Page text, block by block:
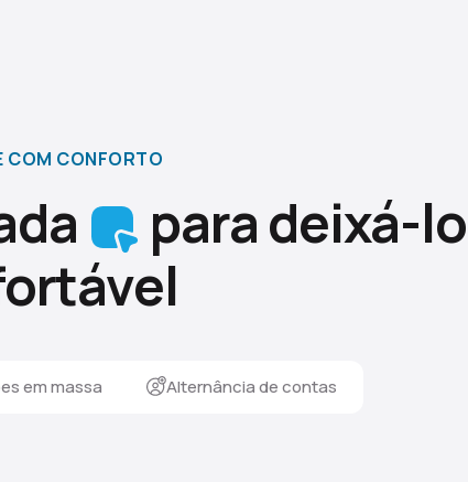
COM CONFORTO
para deixá-lo
em massa Alternância de contas